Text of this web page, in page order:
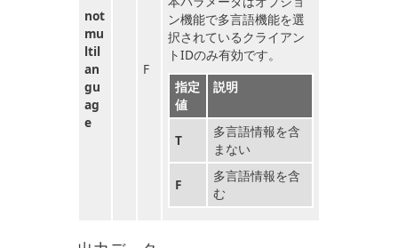
not
mu
ltil
an
gu
ag
e
F
ン機能で多言語機能を選
択されているクライアン
トIDのみ有効です。
指定
値
説明
T
多言語情報を含
まない
F
多言語情報を含
む